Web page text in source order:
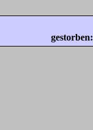
gestorben: